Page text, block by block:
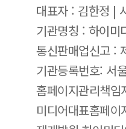
대표자 : 김한정 |
기관명칭 : 하이미
통신판매업신고 :
기관등록번호: 서
홈페이지관리책
미디어대표홈페